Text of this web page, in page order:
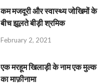
कम मजदूरी और स्वास्थ्य जोखिमों के
बीच झूलते बीड़ी श्रमिक
February 2, 2021
एक मरहूम खिलाड़ी के नाम एक मुल्क
का माफ़ीनामा